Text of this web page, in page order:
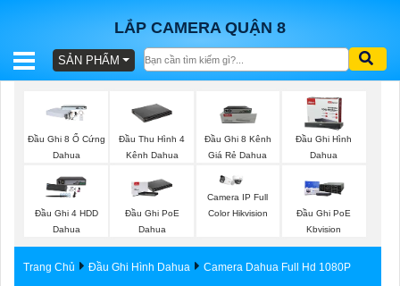
LẮP CAMERA QUẬN 8
BÁO
SẢN PHẨM
Đầu Ghi 8 Ổ Cứng
Dahua
Đầu Thu Hình 4
Kênh Dahua
Đầu Ghi 8 Kênh
Giá Rẻ Dahua
Đầu Ghi Hình
Dahua
Đầu Ghi 4 HDD
Dahua
Đầu Ghi PoE
Dahua
Camera IP Full
Color Hikvision
Đầu Ghi PoE
Kbvision
Trang Chủ Đầu Ghi Hình Dahua Camera Dahua Full Hd 1080P